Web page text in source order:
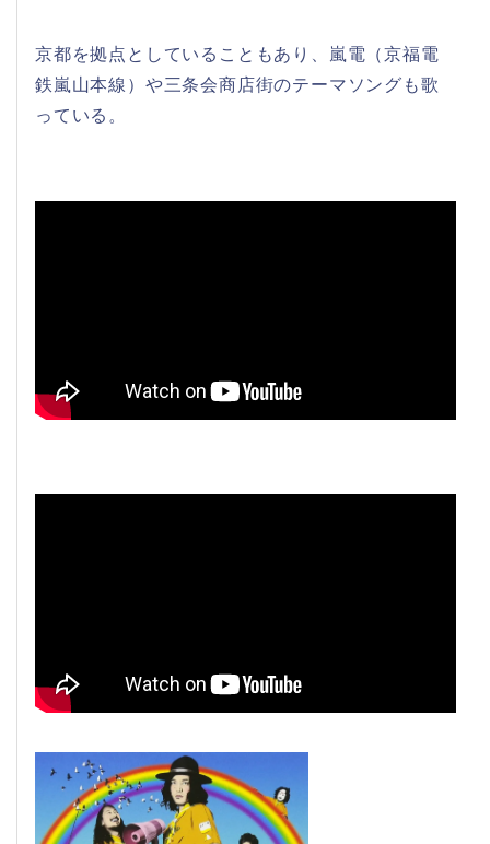
京都を拠点としていることもあり、嵐電（京福電
鉄嵐山本線）や三条会商店街のテーマソングも歌
っている。